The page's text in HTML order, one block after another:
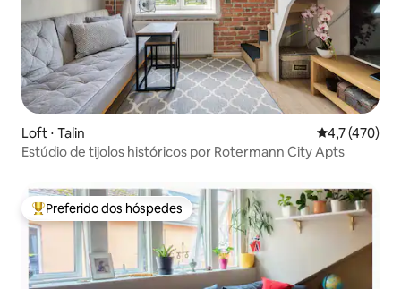
Loft ⋅ Talin 4,7 de uma
4,7 (470)
Estúdio de tijolos históricos por Rotermann City Apts
Entre os melhores preferidos dos hóspedes
Preferido dos hóspedes